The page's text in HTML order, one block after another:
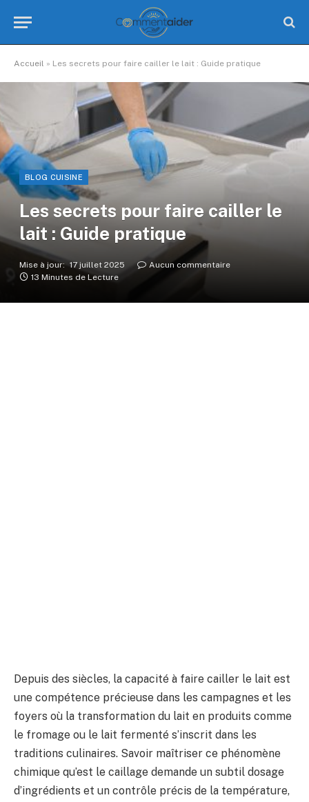
Accueil » Les secrets pour faire cailler le lait : Guide pratique
BLOG CUISINE
Les secrets pour faire cailler le
lait : Guide pratique
Mise à jour: 17 juillet 2025
Aucun commentaire
13 Minutes de Lecture
Depuis des siècles, la capacité à faire cailler le lait est
une compétence précieuse dans les campagnes et les
foyers où la transformation du lait en produits comme
le fromage ou le lait fermenté s’inscrit dans les
traditions culinaires. Savoir maîtriser ce phénomène
chimique qu’est le caillage demande un subtil dosage
d’ingrédients et un contrôle précis de la température,